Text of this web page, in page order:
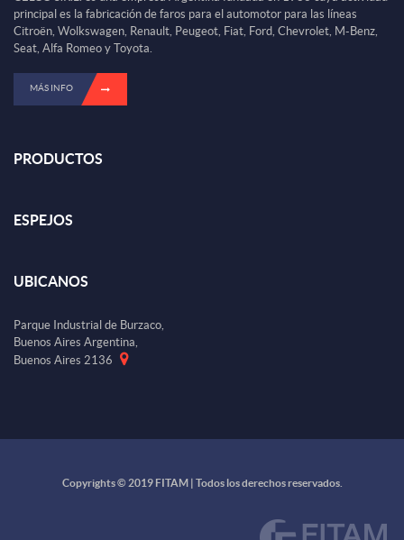
principal es la fabricación de faros para el automotor para las líneas
Citroën, Wolkswagen, Renault, Peugeot, Fiat, Ford, Chevrolet, M-Benz,
Seat, Alfa Romeo y Toyota.
MÁS INFO
PRODUCTOS
ESPEJOS
UBICANOS
Parque Industrial de Burzaco,
Buenos Aires Argentina,
Buenos Aires 2136
Copyrights © 2019 FITAM | Todos los derechos reservados.